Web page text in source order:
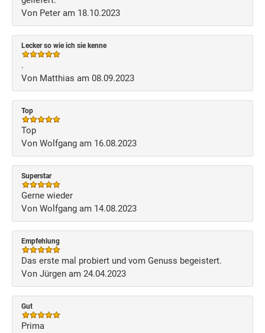
Von Peter am 18.10.2023
Lecker so wie ich sie kenne
.
Von Matthias am 08.09.2023
Top
Top
Von Wolfgang am 16.08.2023
Superstar
Gerne wieder
Von Wolfgang am 14.08.2023
Empfehlung
Das erste mal probiert und vom Genuss begeistert.
Von Jürgen am 24.04.2023
Gut
Prima